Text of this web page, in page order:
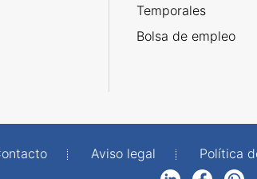
Temporales
Bolsa de empleo
Aviso legal Política